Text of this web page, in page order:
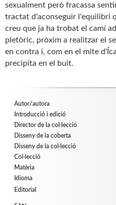
sexualment però fracassa
tractat d'aconseguir l'equilibri
creu que ja ha trobat el camí
pletòric, pròxim a realitzar el
en contra i, com en el mite
precipita en el buit.
Autor/autora
Introducció i edició
Director de la col·lecció
Disseny de la coberta
Disseny de la col·lecció
Col·lecció
Matèria
Idioma
Editorial